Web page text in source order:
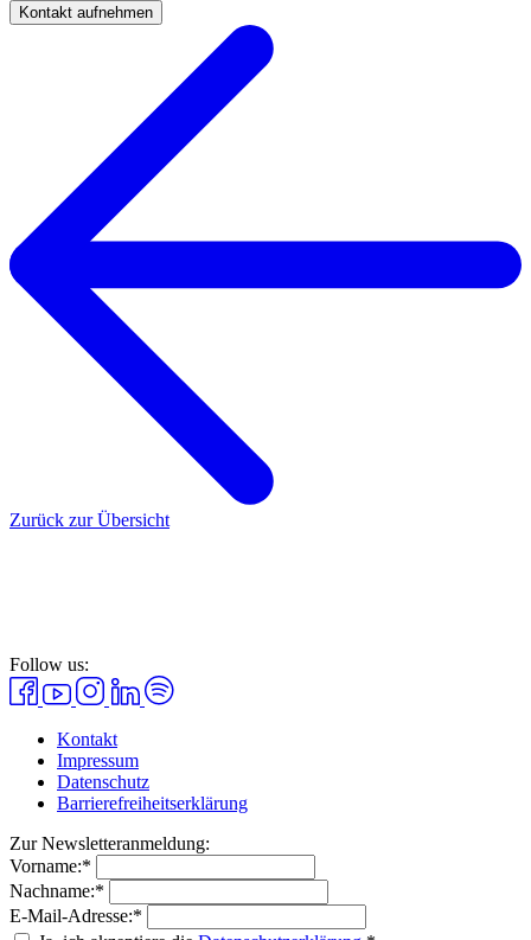
Kontakt aufnehmen
Zurück zur Übersicht
Follow us:
Kontakt
Impressum
Datenschutz
Barrierefreiheitserklärung
Zur Newsletteranmeldung:
Vorname:*
Nachname:*
E-Mail-Adresse:*